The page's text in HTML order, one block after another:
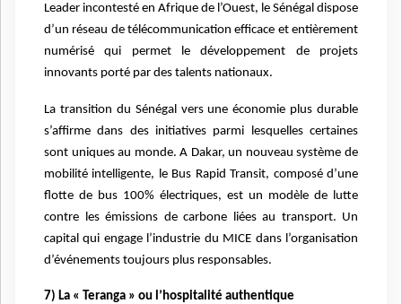
Leader incontesté en Afrique de l’Ouest, le Sénégal dispose
d’un réseau de télécommunication efficace et entièrement
numérisé qui permet le développement de projets
innovants porté par des talents nationaux.
La transition du Sénégal vers une économie plus durable
s’affirme dans des initiatives parmi lesquelles certaines
sont uniques au monde. A Dakar, un nouveau système de
mobilité intelligente, le Bus Rapid Transit, composé d’une
flotte de bus 100% électriques, est un modèle de lutte
contre les émissions de carbone liées au transport. Un
capital qui engage l’industrie du MICE dans l’organisation
d’événements toujours plus responsables.
7) La « Teranga » ou l’hospitalité authentique